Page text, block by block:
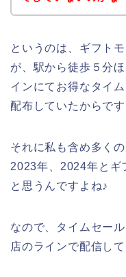
というのは、ギフト
が、駅から徒歩５分
インにてお得なタイ
配布していたからです
それに私も含め多く
2023年、2024年とギ
と思うんですよね♪
なので、タイムセー
店のラインで配信し